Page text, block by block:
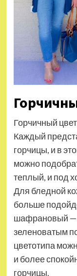
Горчичный
Каждый
горчицы, и в
можно
теплый, и под
Для бледной
больше
шафрановый —
зеленоватым
цветотипа
и более
горчицы.